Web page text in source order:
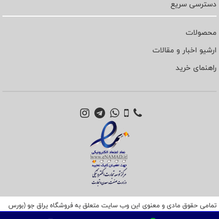
ساخته می شود و همین مورد باعث می شود که این نوع شیشه به دلیل وجود این
نوع پلاستیک سخت در بین لایه های شیشه از مقاومت بالایی برخوردار شود و در
سازندگان از این نوع شیشه در ساخت خود استفاده کنند .
دسترسی سریع
محصولات
ارشیو اخبار و مقالات
راهنمای خرید
تمامی حقوق مادی و معنوی این وب سایت متعلق به فروشگاه یراق جو (بورس
یراق آلات شیشه سکوریت) می باشد .